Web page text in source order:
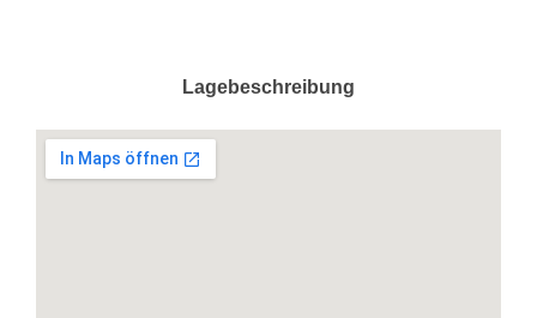
Lagebeschreibung